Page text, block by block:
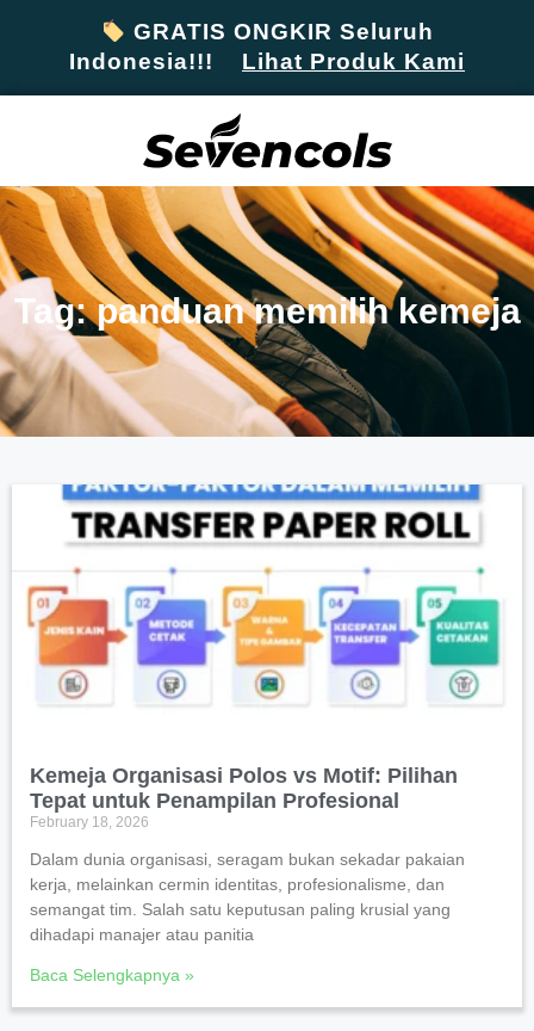
GRATIS ONGKIR Seluruh
Indonesia!!! Lihat Produk Kami
Tag: panduan memilih kemeja
Kemeja Organisasi Polos vs Motif: Pilihan
Tepat untuk Penampilan Profesional
February 18, 2026
Dalam dunia organisasi, seragam bukan sekadar pakaian
kerja, melainkan cermin identitas, profesionalisme, dan
semangat tim. Salah satu keputusan paling krusial yang
dihadapi manajer atau panitia
Baca Selengkapnya »